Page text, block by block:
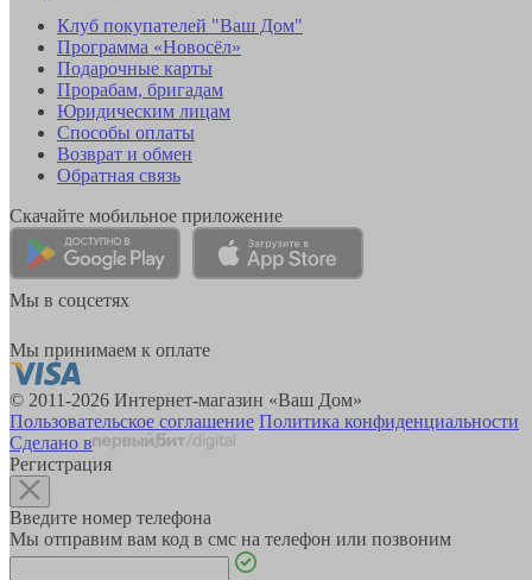
Клуб покупателей "Ваш Дом"
Программа «Новосёл»
Подарочные карты
Прорабам, бригадам
Юридическим лицам
Способы оплаты
Возврат и обмен
Обратная связь
Скачайте мобильное приложение
Мы в соцсетях
Мы принимаем к оплате
© 2011-2026 Интернет-магазин «Ваш Дом»
Пользовательское соглашение Политика конфиденциальности
Сделано в
Регистрация
Введите номер телефона
Мы отправим вам код в смс на телефон или позвоним